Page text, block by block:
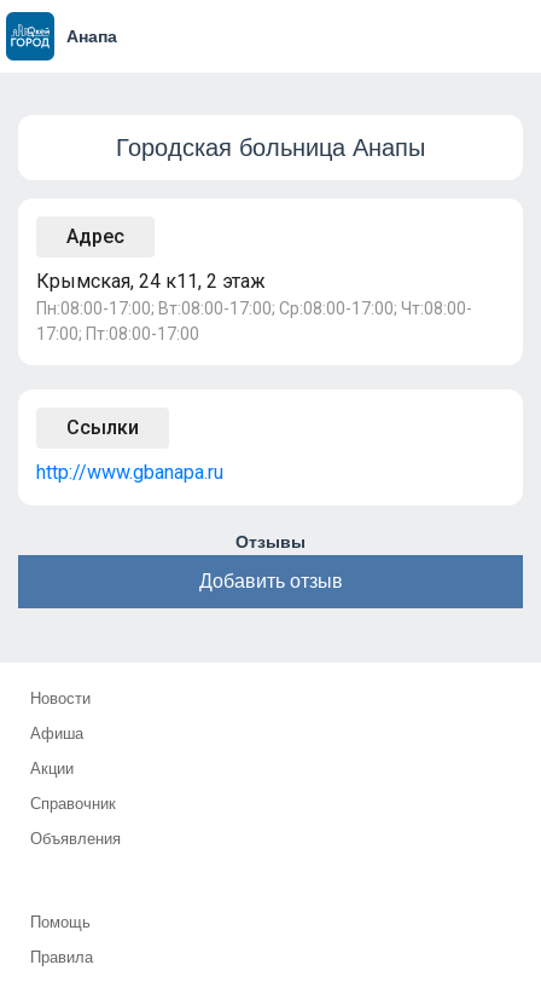
Анапа
Городская больница Анапы
Адрес
Крымская, 24 к11, 2 этаж
Пн:08:00-17:00; Вт:08:00-17:00; Ср:08:00-17:00; Чт:08:00-
17:00; Пт:08:00-17:00
Ссылки
http://www.gbanapa.ru
Отзывы
Добавить отзыв
Новости
Афиша
Акции
Справочник
Объявления
Помощь
Правила